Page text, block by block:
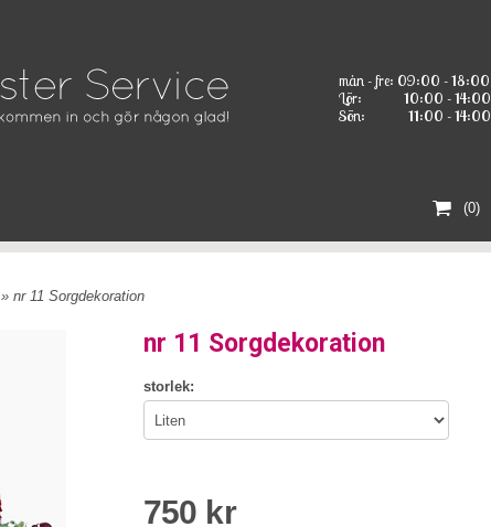
mån - fre: 09:00 - 18:00
Lör:
10:00 - 14:00
Sön:
11:00 - 14:00
(0)
» nr 11 Sorgdekoration
nr 11 Sorgdekoration
storlek:
750 kr